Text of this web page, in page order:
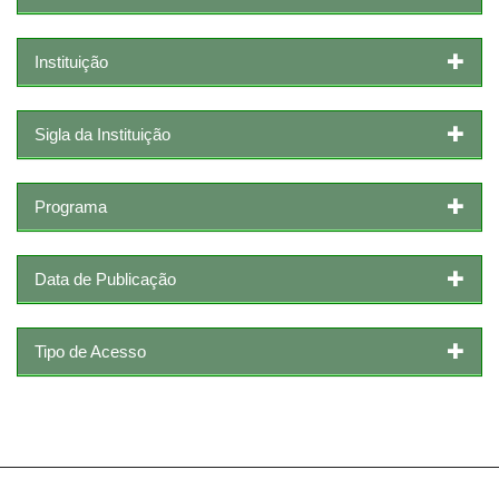
Instituição
Sigla da Instituição
Programa
Data de Publicação
Tipo de Acesso